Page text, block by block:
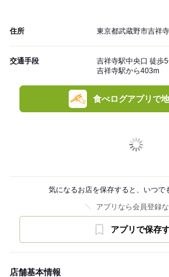
住所 東京都武蔵野市吉祥
交通手段
吉祥寺駅中央口 徒歩
吉祥寺駅から403m
食べログアプリで
気になるお店を保存すると、いつで
アプリなら会員登録
アプリで保存
店舗基本情報